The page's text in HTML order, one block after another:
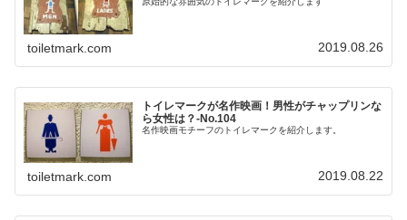
toiletmark.com 2019.08.26
トイレマークが名作映画！男性がチャップリンな
ら女性は？-No.104
名作映画モチーフのトイレマークを紹介します。
toiletmark.com 2019.08.22